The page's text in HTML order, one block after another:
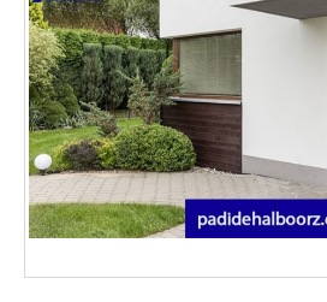
بانک، بیمه و سرمایه
مسکن و ساختمان